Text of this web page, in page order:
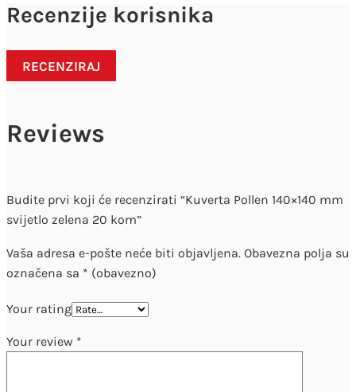
Recenzije korisnika
RECENZIRAJ
Reviews
Budite prvi koji će recenzirati “Kuverta Pollen 140×140 mm
svijetlo zelena 20 kom”
Vaša adresa e-pošte neće biti objavljena. Obavezna polja su
označena sa * (obavezno)
Your rating
Your review *